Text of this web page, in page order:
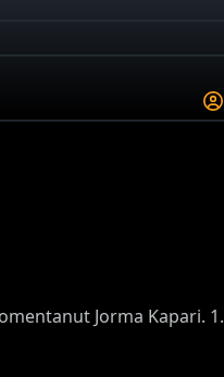
Jorma Kapari. 1.